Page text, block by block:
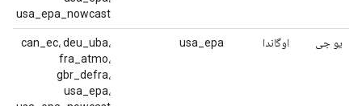
usa_epa_nowcast
یو جی اوگاندا usa_epa
can_ec، deu_uba،
fra_atmo،
gbr_defra،
usa_epa،